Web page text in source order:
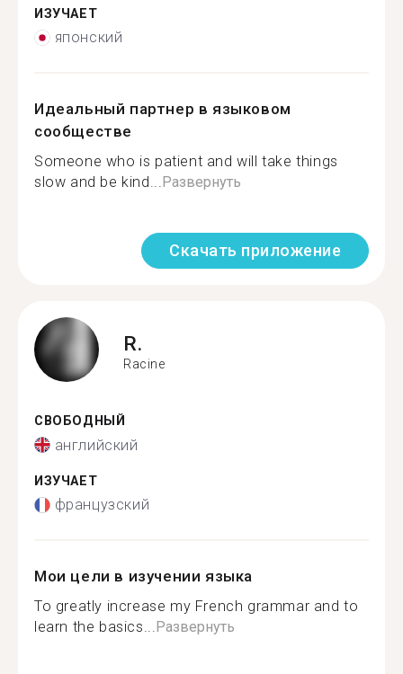
ИЗУЧАЕТ
японский
Идеальный партнер в языковом
сообществе
Someone who is patient and will take things
slow and be kind...Развернуть
Скачать приложение
R.
Racine
СВОБОДНЫЙ
английский
ИЗУЧАЕТ
французский
Мои цели в изучении языка
To greatly increase my French grammar and to
learn the basics...Развернуть